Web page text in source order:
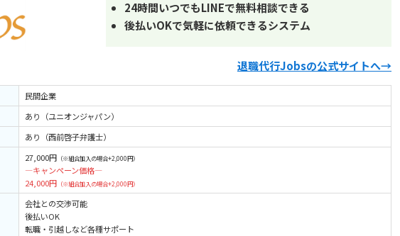
24時間いつでもLINEで無料相談できる
後払いOKで気軽に依頼できるシステム
退職代行Jobsの公式サイトへ→
民間企業
あり（ユニオンジャパン）
あり（西前啓子弁護士）
27,000円 （※組合加入の場合+2,000円）
—キャンペーン価格—
24,000円 （※組合加入の場合+2,000円）
会社との交渉可能
後払いOK
転職・引越しなど各種サポート